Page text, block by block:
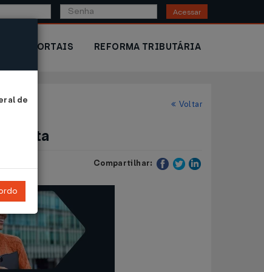
Acessar
PORTAIS REFORMA TRIBUTÁRIA
Voltar
Compartilhar:
de